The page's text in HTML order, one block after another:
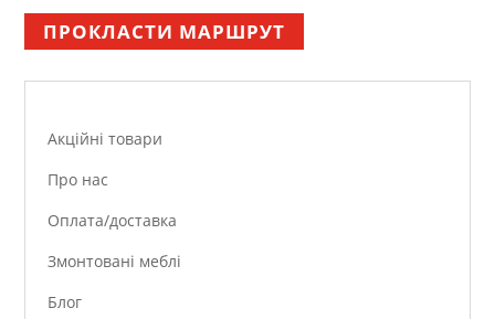
ПРОКЛАСТИ МАРШРУТ
Акційні товари
Про нас
Оплата/доставка
Змонтовані меблі
Блог